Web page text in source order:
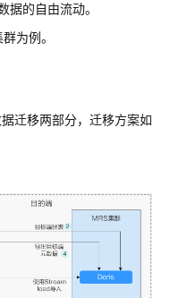
据的自由流动。
为例。
迁移两部分，迁移方案如